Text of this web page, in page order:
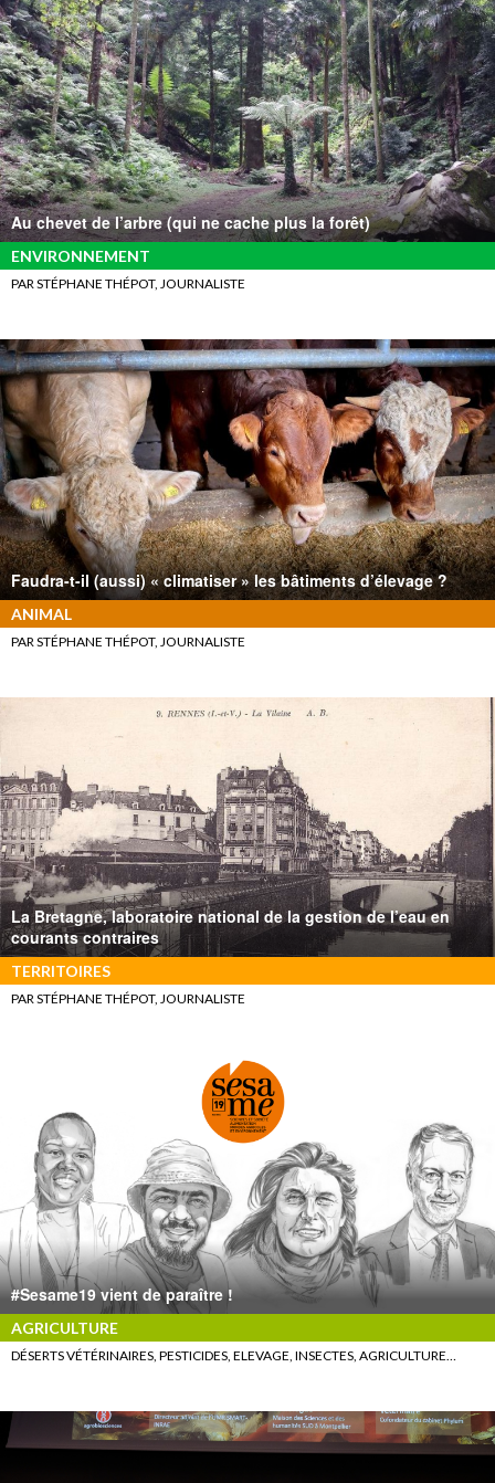
Au chevet de l’arbre (qui ne cache plus la forêt)
ENVIRONNEMENT
PAR STÉPHANE THÉPOT, JOURNALISTE
Faudra-t-il (aussi) « climatiser » les bâtiments d’élevage ?
ANIMAL
PAR STÉPHANE THÉPOT, JOURNALISTE
La Bretagne, laboratoire national de la gestion de l’eau en
courants contraires
TERRITOIRES
PAR STÉPHANE THÉPOT, JOURNALISTE
#Sesame19 vient de paraître !
AGRICULTURE
DÉSERTS VÉTÉRINAIRES, PESTICIDES, ELEVAGE, INSECTES, AGRICULTURE…